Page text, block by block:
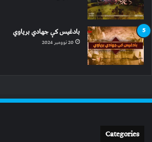
بادغیس کې جهادي بریاوي
20 نوومبر 2024
Categories